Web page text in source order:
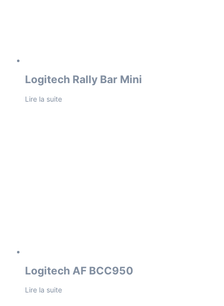
Logitech Rally Bar Mini
Lire la suite
Logitech AF BCC950
Lire la suite